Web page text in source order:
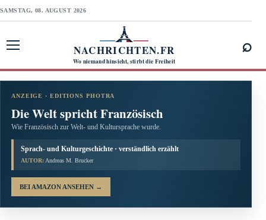
SAMSTAG, 08. AUGUST 2026
NACHRICHTEN.FR
Wo niemand hinsieht, stirbt die Freiheit
⌕
ANZEIGE · EDITIONS PHOTRA
Die Welt spricht Französisch
Wie Französisch zur Welt- und Kultursprache wurde.
Sprach- und Kulturgeschichte · verständlich erzählt
AUTOR: Andreas M. Brucker
BEI AMAZON ANSEHEN →